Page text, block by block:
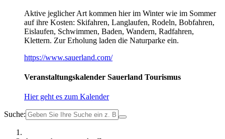
Aktive jeglicher Art kommen hier im Winter wie im Sommer
auf ihre Kosten: Skifahren, Langlaufen, Rodeln, Bobfahren,
Eislaufen, Schwimmen, Baden, Wandern, Radfahren,
Klettern. Zur Erholung laden die Naturparke ein.
https://www.sauerland.com/
Veranstaltungskalender Sauerland Tourismus
Hier geht es zum Kalender
Suche: